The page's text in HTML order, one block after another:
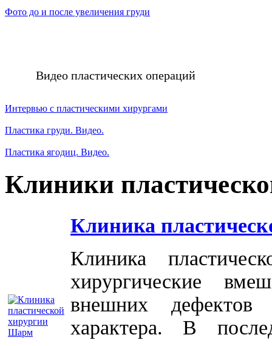
Фото до и после увеличения груди
Видео пластических операций
Интервью с пластическими хирургами
Пластика груди. Видео.
Пластика ягодиц. Видео.
Клиники
Клиника
Клиника
хирургические
внешних дефектов
характера. В